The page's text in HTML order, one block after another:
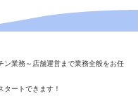
ン業務～店舗運営まで業務全般をお任
タートできます！